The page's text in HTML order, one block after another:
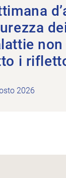
i
2026